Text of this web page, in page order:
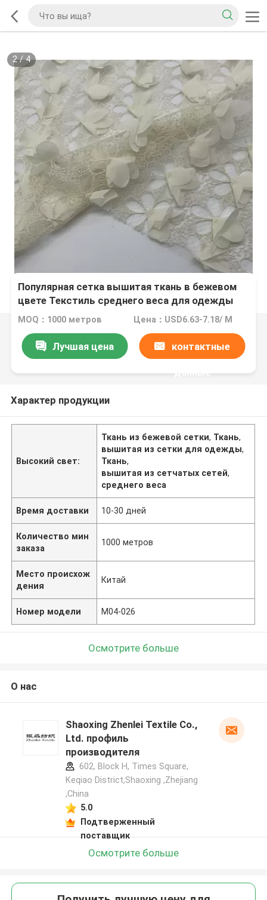
2/4
Популярная сетка вышитая ткань в бежевом
цвете Текстиль среднего веса для одежды
MOQ：1000 метров Цена：USD6.63-7.18/ M
Лучшая цена контактные
данные
Характер продукции
Высокий свет:
Ткань из бежевой сетки, Ткань,
вышитая из сетки для одежды,
Ткань,
вышитая из сетчатых сетей,
среднего веса
Время доставки 10-30 дней
Количество мин
заказа
1000 метров
Место происхож
дения
Китай
Номер модели M04-026
Осмотрите больше
О нас
Shaoxing Zhenlei Textile Co.,
Ltd. профиль
производителя
602, Block H, Times Square,
Keqiao District,Shaoxing ,Zhejiang
,China
5.0
Подтверженный
поставщик
Осмотрите больше